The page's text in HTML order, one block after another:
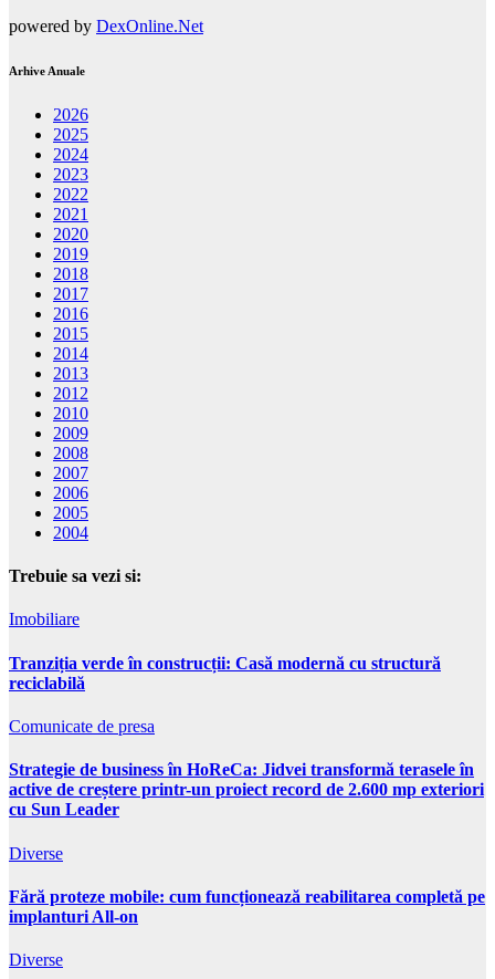
powered by DexOnline.Net
Arhive Anuale
2026
2025
2024
2023
2022
2021
2020
2019
2018
2017
2016
2015
2014
2013
2012
2010
2009
2008
2007
2006
2005
2004
Trebuie sa vezi si:
Imobiliare
Tranziția verde în construcții: Casă modernă cu structură
reciclabilă
Comunicate de presa
Strategie de business în HoReCa: Jidvei transformă terasele în
active de creștere printr-un proiect record de 2.600 mp exteriori
cu Sun Leader
Diverse
Fără proteze mobile: cum funcționează reabilitarea completă pe
implanturi All-on
Diverse